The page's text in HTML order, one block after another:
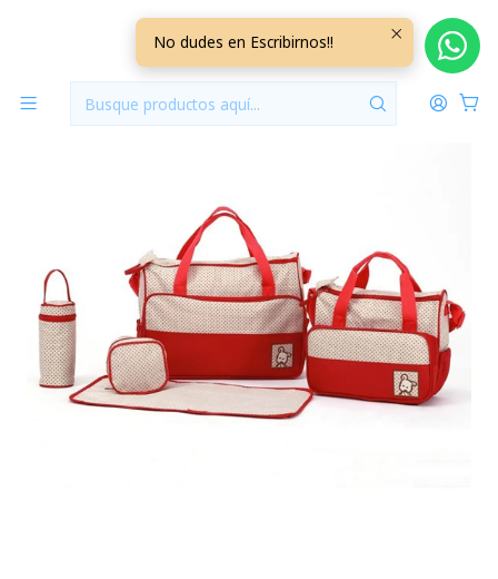
Pañaleras Bolso Maternal 5 Piezas Color Rojo
No dudes en Escribirnos!!